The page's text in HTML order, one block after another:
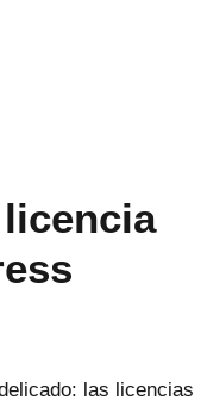
las licencias